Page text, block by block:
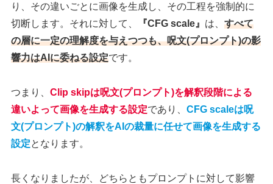
り、その違いごとに画像を生成し、その工程を強制的に
切断します。それに対して、
『CFG scale』 は、すべて
の層に一定の理解度を与えつつも、呪文(プロンプト)の影
響力はAIに委ねる設定です。
つまり、Clip skipは呪文(プロンプト)を解釈段階による
違いよって画像を生成する設定であり、CFG scaleは呪
文(プロンプト)の解釈をAIの裁量に任せて画像を生成する
設定となります。
長くなりましたが、どちらともプロンプトに対して影響